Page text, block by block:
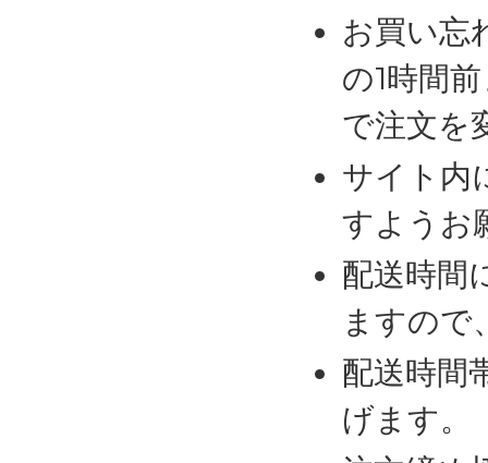
お買い忘
の1時間
で注文を
サイト内
すようお
配送時間
ますので
配送時間
げます。